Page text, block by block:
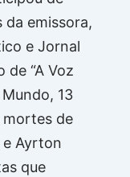
emissora,
e Jornal
de “A Voz
13
mortes de
e Ayrton
que